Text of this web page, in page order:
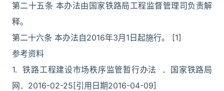
第二十五条 本办法由国家铁路局工程监督管理司负责解
释。
第二十六条 本办法自2016年3月1日起施行。 [1]
参考资料
1. 铁路工程建设市场秩序监管暂行办法 ．国家铁路局
网．2016-02-25[引用日期2016-04-09]